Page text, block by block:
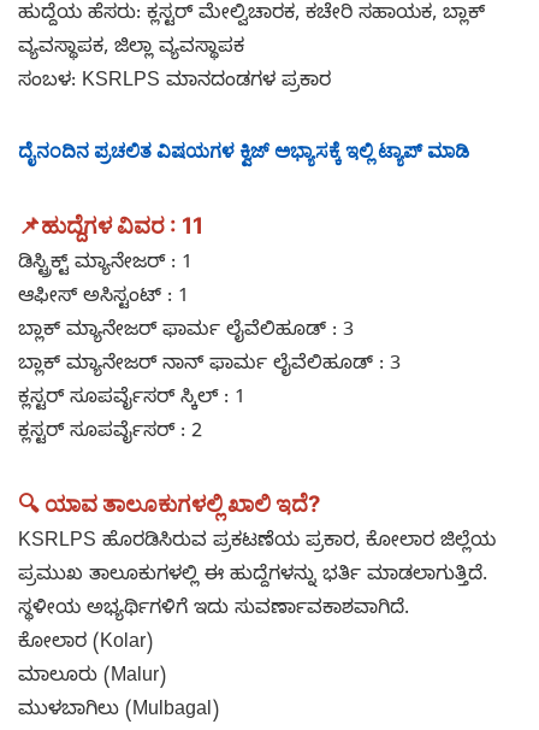
ಹುದ್ದೆಯ ಹೆಸರು: ಕ್ಲಸ್ಟರ್ ಮೇಲ್ವಿಚಾರಕ, ಕಚೇರಿ ಸಹಾಯಕ, ಬ್ಲಾಕ್
ವ್ಯವಸ್ಥಾಪಕ, ಜಿಲ್ಲಾ ವ್ಯವಸ್ಥಾಪಕ
ಸಂಬಳ: KSRLPS ಮಾನದಂಡಗಳ ಪ್ರಕಾರ
ದೈನಂದಿನ ಪ್ರಚಲಿತ ವಿಷಯಗಳ ಕ್ವಿಜ್ ಅಭ್ಯಾಸಕ್ಕೆ ಇಲ್ಲಿ ಟ್ಯಾಪ್ ಮಾಡಿ
📌ಹುದ್ದೆಗಳ ವಿವರ : 11
ಡಿಸ್ಟ್ರಿಕ್ಟ್ ಮ್ಯಾನೇಜರ್ : 1
ಆಫೀಸ್ ಅಸಿಸ್ಟಂಟ್ : 1
ಬ್ಲಾಕ್ ಮ್ಯಾನೇಜರ್ ಫಾರ್ಮ ಲೈವೆಲಿಹೂಡ್ : 3
ಬ್ಲಾಕ್ ಮ್ಯಾನೇಜರ್ ನಾನ್ ಫಾರ್ಮ ಲೈವೆಲಿಹೂಡ್ : 3
ಕ್ಲಸ್ಟರ್ ಸೂಪರ್ವೈಸರ್ ಸ್ಕಿಲ್ : 1
ಕ್ಲಸ್ಟರ್ ಸೂಪರ್ವೈಸರ್ : 2
🔍 ಯಾವ ತಾಲೂಕುಗಳಲ್ಲಿ ಖಾಲಿ ಇದೆ?
KSRLPS ಹೊರಡಿಸಿರುವ ಪ್ರಕಟಣೆಯ ಪ್ರಕಾರ, ಕೋಲಾರ ಜಿಲ್ಲೆಯ
ಪ್ರಮುಖ ತಾಲೂಕುಗಳಲ್ಲಿ ಈ ಹುದ್ದೆಗಳನ್ನು ಭರ್ತಿ ಮಾಡಲಾಗುತ್ತಿದೆ.
ಸ್ಥಳೀಯ ಅಭ್ಯರ್ಥಿಗಳಿಗೆ ಇದು ಸುವರ್ಣಾವಕಾಶವಾಗಿದೆ.
ಕೋಲಾರ (Kolar)
ಮಾಲೂರು (Malur)
ಮುಳಬಾಗಿಲು (Mulbagal)